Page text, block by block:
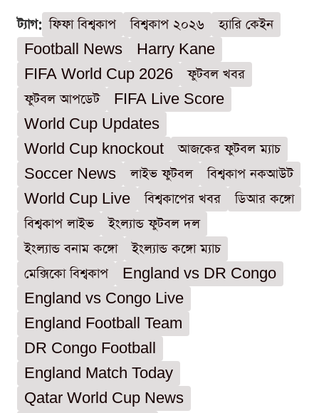
ট্যাগ: ফিফা বিশ্বকাপ বিশ্বকাপ ২০২৬
হ্যারি কেইন
Football News
Harry Kane
FIFA World Cup 2026
ফুটবল খবর
ফুটবল আপডেট
FIFA Live Score
World Cup Updates
World Cup knockout
আজকের ফুটবল ম্যাচ
Soccer News
লাইভ ফুটবল
বিশ্বকাপ নকআউট
World Cup Live
বিশ্বকাপের খবর
ডিআর কঙ্গো
বিশ্বকাপ লাইভ
ইংল্যান্ড ফুটবল দল
ইংল্যান্ড বনাম কঙ্গো
ইংল্যান্ড কঙ্গো ম্যাচ
মেক্সিকো বিশ্বকাপ
England vs DR Congo
England vs Congo Live
England Football Team
DR Congo Football
England Match Today
Qatar World Cup News